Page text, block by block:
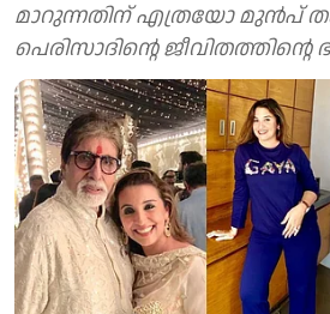
മാറുന്നതിന് എത്രയോ മുൻപ്
പെരിസാദിന്റെ